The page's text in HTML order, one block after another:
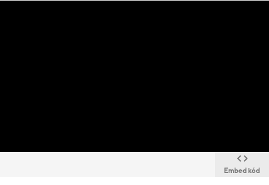
Embed kód